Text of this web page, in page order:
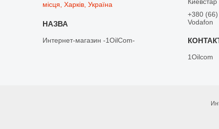
місця, Харків, Україна
Интернет-магазин -1OilCom-
+380
Vodafon
1Oilcom